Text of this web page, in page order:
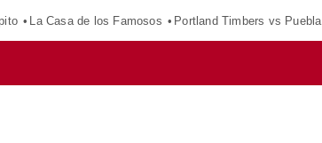
La Casa de los Famosos Portland Timbers vs Puebla